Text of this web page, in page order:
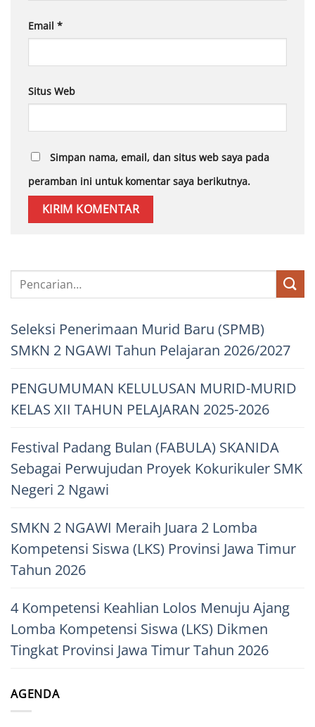
Email *
Situs Web
Simpan nama, email, dan situs web saya pada
peramban ini untuk komentar saya berikutnya.
Seleksi Penerimaan Murid Baru (SPMB)
SMKN 2 NGAWI Tahun Pelajaran 2026/2027
PENGUMUMAN KELULUSAN MURID-MURID
KELAS XII TAHUN PELAJARAN 2025-2026
Festival Padang Bulan (FABULA) SKANIDA
Sebagai Perwujudan Proyek Kokurikuler SMK
Negeri 2 Ngawi
SMKN 2 NGAWI Meraih Juara 2 Lomba
Kompetensi Siswa (LKS) Provinsi Jawa Timur
Tahun 2026
4 Kompetensi Keahlian Lolos Menuju Ajang
Lomba Kompetensi Siswa (LKS) Dikmen
Tingkat Provinsi Jawa Timur Tahun 2026
AGENDA